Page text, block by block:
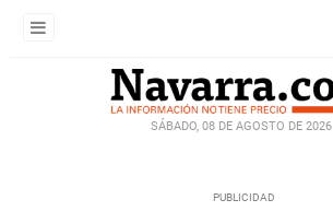
SÁBADO, 08 DE AGOSTO DE 2026